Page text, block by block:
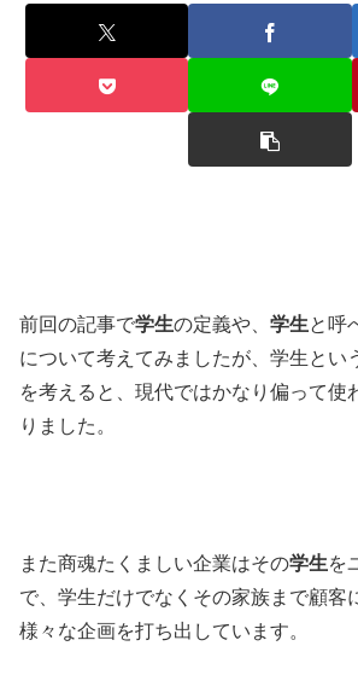
前回の記事で学生の定義や、 学生と呼
について考えてみましたが、学生とい
を考えると、現代ではかなり偏って使
りました。
また商魂たくましい企業はその学生を
で、学生だけでなくその家族まで顧客
様々な企画を打ち出しています。